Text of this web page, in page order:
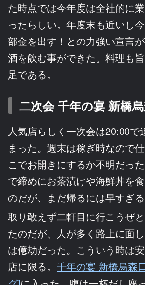
た時点では今年度は全社的に
ったらしい。年度末も近いし
部金を出す！との力強い宣言
酒を飲む事ができた。料理も
足である。
二次会 千年の宴 新橋
人気店らしく一次会は20:00で
まった。週末は稼ぎ時なので
こでお開きにするか不明だっ
で締めにお茶漬けや海鮮丼を
のだが、まだ帰るには早すぎる
取り敢えず二軒目に行こうぜ
たのだが、人が多く路上に面
は億劫だった。こういう時は
店に限る。 千年の宴 新橋烏森